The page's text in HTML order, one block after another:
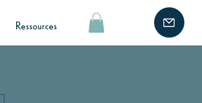
Ressources